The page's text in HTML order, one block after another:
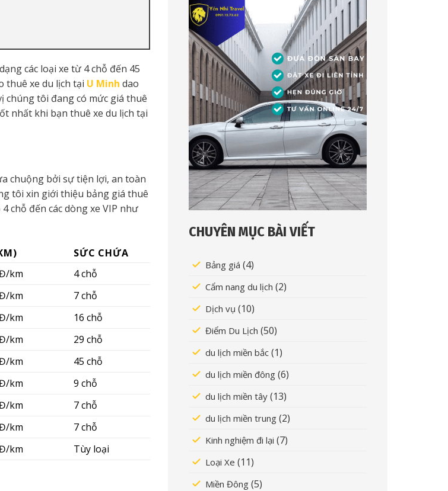
các loại xe từ 4 chỗ đến 45
thuê xe du lịch tại U Minh dao
chúng tôi đang có mức giá thuê
nhất khi bạn thuê xe du lịch tại
chuộng bởi sự tiện lợi, an toàn
tôi xin giới thiệu bảng giá thuê
chỗ đến các dòng xe VIP như
SỨC CHỨA
km
4 chỗ
km
7 chỗ
km
16 chỗ
km
29 chỗ
km
45 chỗ
km
9 chỗ
km
7 chỗ
km
7 chỗ
km Tùy loại
CHUYÊN MỤC BÀI VIẾT
Bảng giá (4)
Cẩm nang du lịch (2)
Dịch vụ (10)
Điểm Du Lịch (50)
du lịch miền bắc (1)
du lịch miền đông (6)
du lịch miền tây (13)
du lịch miền trung (2)
Kinh nghiệm đi lại (7)
Loại Xe (11)
Miền Đông (5)